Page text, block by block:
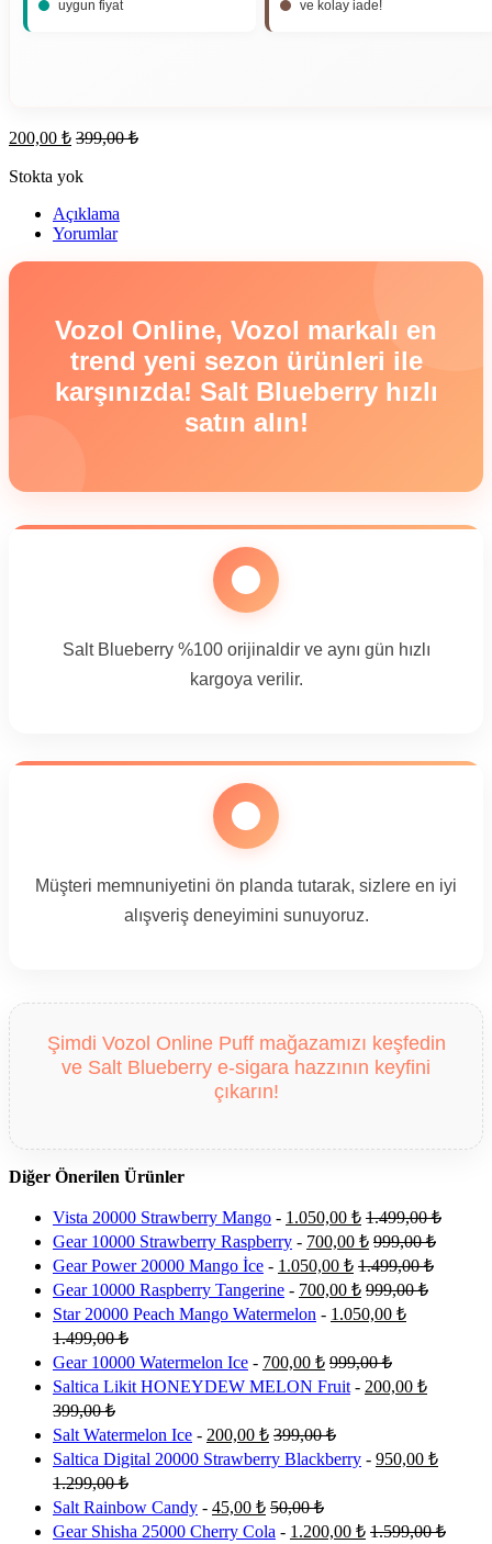
uygun fiyat ve kolay iade!
200,00 ₺ 399,00₺
Stokta yok
Açıklama
Yorumlar
Vozol Online, Vozol markalı en
trend yeni sezon ürünleri ile
karşınızda! Salt Blueberry hızlı
satın alın!
Salt Blueberry %100 orijinaldir ve aynı gün hızlı
kargoya verilir.
Müşteri memnuniyetini ön planda tutarak, sizlere en iyi
alışveriş deneyimini sunuyoruz.
Şimdi Vozol Online Puff mağazamızı keşfedin
ve Salt Blueberry e-sigara hazzının keyfini
çıkarın!
Diğer Önerilen Ürünler
Vista 20000 Strawberry Mango - 1.050,00 ₺ 1.499,00₺
Gear 10000 Strawberry Raspberry - 700,00 ₺ 999,00₺
Gear Power 20000 Mango İce - 1.050,00 ₺ 1.499,00₺
Gear 10000 Raspberry Tangerine - 700,00 ₺ 999,00₺
Star 20000 Peach Mango Watermelon - 1.050,00 ₺
1.499,00₺
Gear 10000 Watermelon Ice - 700,00 ₺ 999,00₺
Saltica Likit HONEYDEW MELON Fruit - 200,00 ₺
399,00₺
Salt Watermelon Ice - 200,00 ₺ 399,00₺
Saltica Digital 20000 Strawberry Blackberry - 950,00 ₺
1.299,00₺
Salt Rainbow Candy - 45,00 ₺ 50,00₺
Gear Shisha 25000 Cherry Cola - 1.200,00 ₺ 1.599,00₺